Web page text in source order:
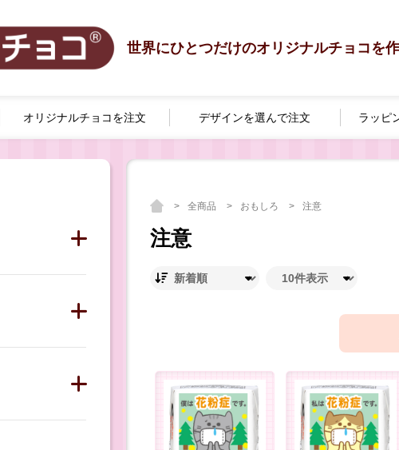
世界にひとつだけのオリジナルチョコを作
オリジナルチョコを注文 デザインを選んで注文 ラッピ
全商品 おもしろ 注意
注意